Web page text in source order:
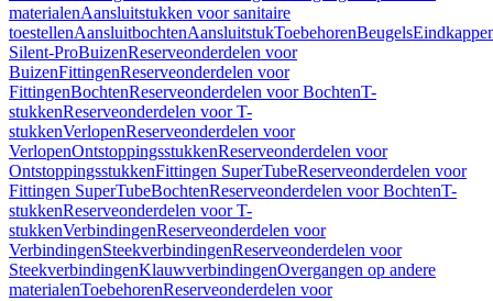
materialenAansluitstukken voor sanitaire
toestellenAansluitbochtenAansluitstukToebehorenBeugels
Silent-ProBuizenReserveonderdelen voor
BuizenFittingenReserveonderdelen voor
FittingenBochtenReserveonderdelen voor BochtenT-
stukkenReserveonderdelen voor T-
stukkenVerlopenReserveonderdelen voor
VerlopenOntstoppingsstukkenReserveonderdelen voor
OntstoppingsstukkenFittingen SuperTubeReserveonderdelen voor
Fittingen SuperTubeBochtenReserveonderdelen voor BochtenT-
stukkenReserveonderdelen voor T-
stukkenVerbindingenReserveonderdelen voor
VerbindingenSteekverbindingenReserveonderdelen voor
SteekverbindingenKlauwverbindingenOvergangen op andere
materialenToebehorenReserveonderdelen voor